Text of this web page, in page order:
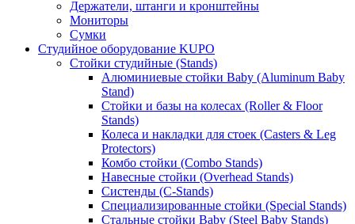
Держатели, штанги и кронштейны
Мониторы
Сумки
Студийное оборудование KUPO
Стойки студийные (Stands)
Алюминиевые стойки Baby (Aluminum Baby
Stand)
Стойки и базы на колесах (Roller & Floor
Stands)
Колеса и накладки для стоек (Casters & Leg
Protectors)
Комбо стойки (Combo Stands)
Навесные стойки (Overhead Stands)
Систенды (C-Stands)
Специализированные стойки (Special Stands)
Стальные стойки Baby (Steel Baby Stands)